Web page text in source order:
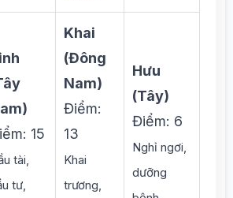
15
tài,
tư,
Khai
(Đông
Nam)
Điểm:
13
Khai
trương,
Hưu
(Tây)
Điểm: 6
Nghỉ ngơi,
dưỡng